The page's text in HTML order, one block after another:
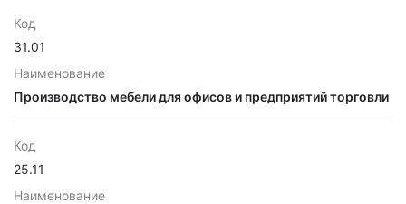
Код
31.01
Наименование
Производство мебели для офисов и предприятий торговли
Код
25.11
Наименование